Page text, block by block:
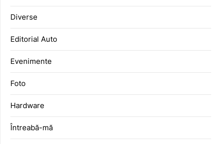
Diverse
Editorial Auto
Evenimente
Foto
Hardware
Întreabă-mă